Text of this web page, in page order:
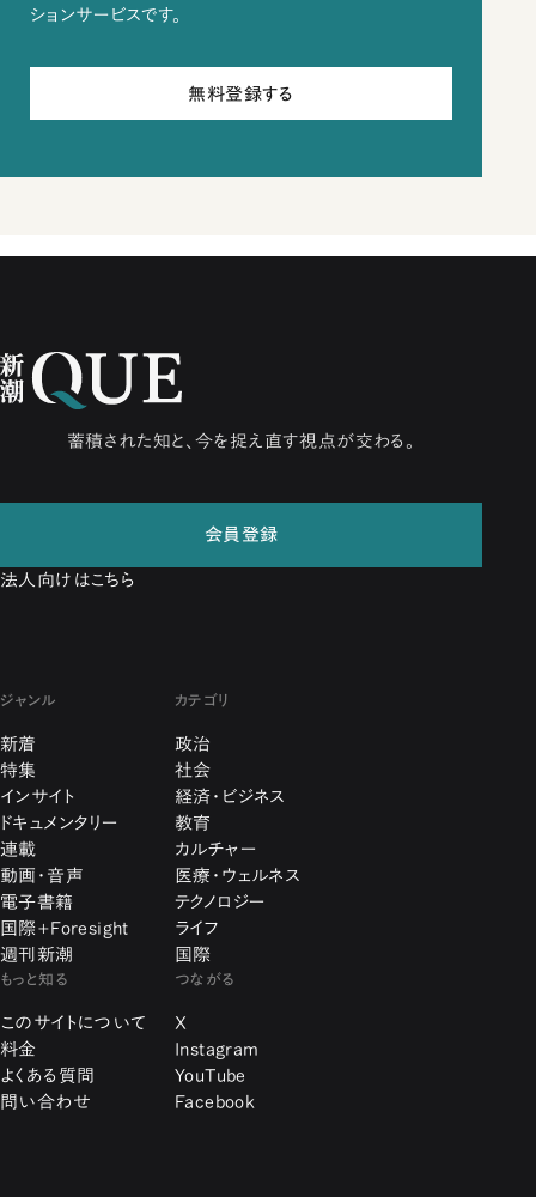
ションサービスです。
無料登録する
蓄積された知と、今を捉え直す視点が交わる。
会員登録
法人向けはこちら
ジャンル
新着
特集
インサイト
ドキュメンタリー
連載
動画・音声
電子書籍
国際+Foresight
週刊新潮
カテゴリ
政治
社会
経済・ビジネス
教育
カルチャー
医療・ウェルネス
テクノロジー
ライフ
国際
もっと知る
このサイトについて
料金
よくある質問
問い合わせ
つながる
X
Instagram
YouTube
Facebook